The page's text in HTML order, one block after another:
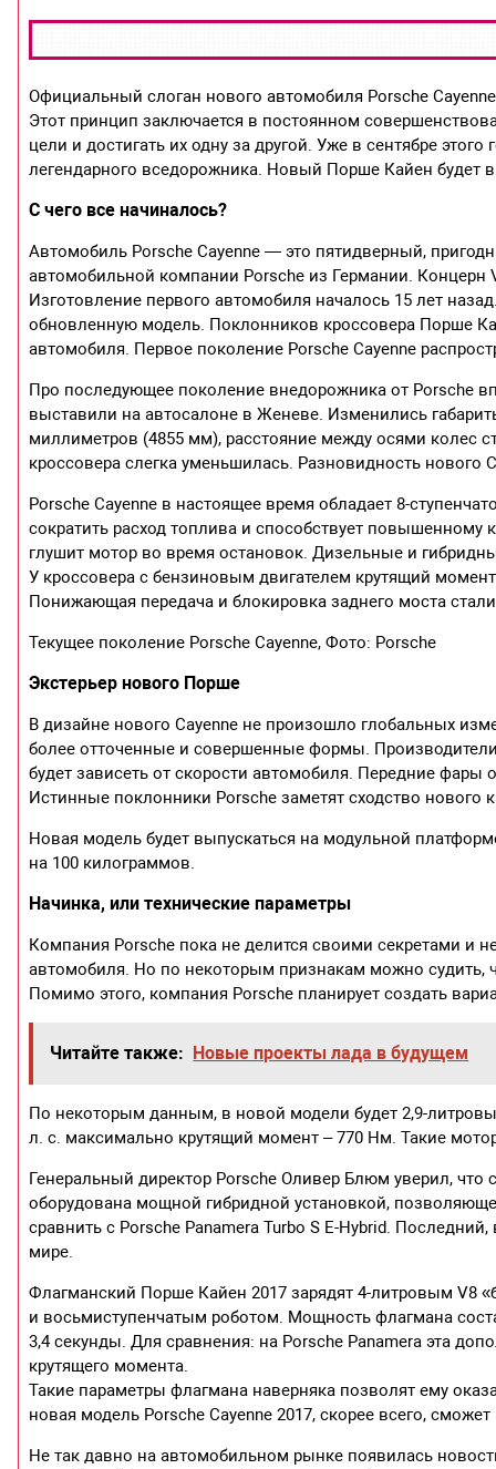
Официальный слоган нового автомобиля Porsche
Этот принцип заключается в постоянном
цели и достигать их одну за другой. Уже в сентябре
легендарного вседорожника. Новый Порше Кайен будет
С чего все начиналось?
Автомобиль Porsche Cayenne — это пятидверный,
автомобильной компании Porsche из Германии. Концерн
Изготовление первого автомобиля началось 15 лет
обновленную модель. Поклонников кроссовера Порше
автомобиля. Первое поколение Porsche Cayenne
Про последующее поколение внедорожника от Porsche
выставили на автосалоне в Женеве. Изменились
миллиметров (4855 мм), расстояние между осями колес
кроссовера слегка уменьшилась. Разновидность нового
Porsche Cayenne в настоящее время обладает 8-
сократить расход топлива и способствует повышенному
глушит мотор во время остановок. Дизельные и
У кроссовера с бензиновым двигателем крутящий
Понижающая передача и блокировка заднего моста
Текущее поколение Porsche Cayenne, Фото: Porsche
Экстерьер нового Порше
В дизайне нового Cayenne не произошло глобальных
более отточенные и совершенные формы.
будет зависеть от скорости автомобиля. Передние фары
Истинные поклонники Porsche заметят сходство нового
Новая модель будет выпускаться на модульной
на 100 килограммов.
Начинка, или технические параметры
Компания Porsche пока не делится своими секретами и
автомобиля. Но по некоторым признакам можно судить,
Помимо этого, компания Porsche планирует создать
Читайте также: Новые проекты лада в будущем
По некоторым данным, в новой модели будет 2,9-
л. с. максимально крутящий момент – 770 Нм. Такие
Генеральный директор Porsche Оливер Блюм уверил, что
оборудована мощной гибридной установкой,
сравнить с Porsche Panamera Turbo S E-Hybrid.
мире.
Флагманский Порше Кайен 2017 зарядят 4-литровым V8
и восьмиступенчатым роботом. Мощность флагмана
3,4 секунды. Для сравнения: на Porsche Panamera эта
крутящего момента.
Такие параметры флагмана наверняка позволят ему
новая модель Porsche Cayenne 2017, скорее всего,
Не так давно на автомобильном рынке появилась